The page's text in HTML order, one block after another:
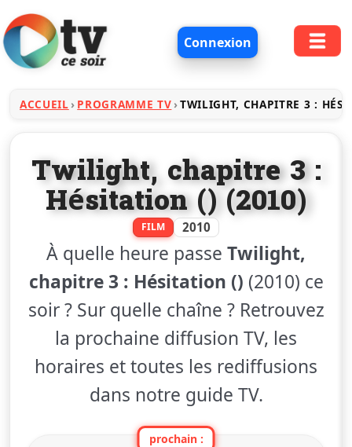
Connexion
ACCUEIL PROGRAMME TV TWILIGHT, CHAPITRE 3 :
Twilight, chapitre 3 :
Hésitation () (2010)
FILM 2010
À quelle heure passe Twilight,
chapitre 3 : Hésitation () (2010) ce
soir ? Sur quelle chaîne ? Retrouvez
la prochaine diffusion TV, les
horaires et toutes les rediffusions
dans notre guide TV.
prochain :